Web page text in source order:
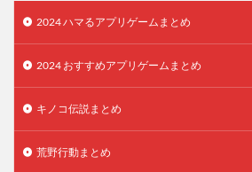
2024 ハマるアプリゲームまとめ
2024 おすすめアプリゲームまとめ
キノコ伝説まとめ
荒野行動まとめ